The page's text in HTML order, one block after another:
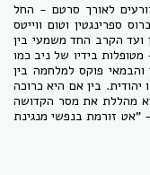
לאורך סרטם - החל
ספרינגטין וטום ווייטס
ועד הקרב החד משמעי בין
מטופלות בידיו של ניב כמו
והבמאי פוקס למלחמה בין
בין אם היא כרוכה
מהללת את מסר הקדושה
"אט זורמת בנפשי מנגינת